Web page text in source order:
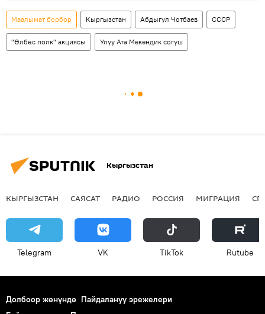
Маалымат борбор Кыргызстан Абдыгул Чотбаев СССР
"Өлбөс полк" акциясы Улуу Ата Мекендик согуш
Кыргызстан
КЫРГЫЗСТАН САЯСАТ РАДИО РОССИЯ МИГРАЦИЯ
Telegram VK ТikТоk Rutube
Долбоор жөнүндө Пайдалануу эрежелери